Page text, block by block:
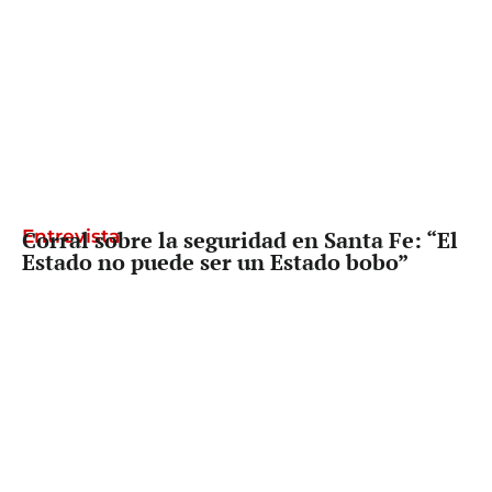
Entrevista
Corral sobre la seguridad en Santa Fe: “El
Estado no puede ser un Estado bobo”